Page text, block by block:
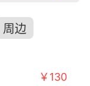
周边
￥130